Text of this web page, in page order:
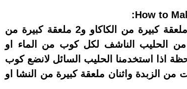
• يتم خلط المكونات السابقة جميعا فى الخلاط ( 4 ملعقة كبيرة من الكاكاو و2 ملعقة كبيرة من
حسب الرغبة و2ملعقة كبيرة من الحليب الناشف لكل كوب من الماء او
اذا استخدمنا الحليب السائل لانضع كوب
الزبدة واثنان ملعقة كبيرة من النشا او